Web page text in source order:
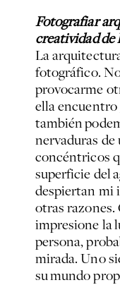
Fotografiar
creatividad de
La
fotográfico.
provocarme
ella
también
nervaduras de
concéntricos
superficie del
despiertan mi
otras razones.
impresione la
persona,
mirada. Uno
su mundo